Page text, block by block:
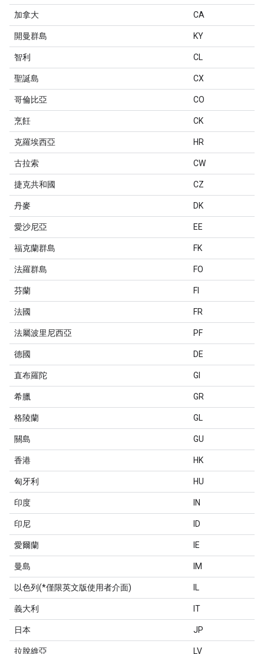
加拿大 CA
開曼群島 KY
智利 CL
聖誕島 CX
哥倫比亞 CO
烹飪 CK
克羅埃西亞 HR
古拉索 CW
捷克共和國 CZ
丹麥 DK
愛沙尼亞 EE
福克蘭群島 FK
法羅群島 FO
芬蘭 FI
法國 FR
法屬波里尼西亞 PF
德國 DE
直布羅陀 GI
希臘 GR
格陵蘭 GL
關島 GU
香港 HK
匈牙利 HU
印度 IN
印尼 ID
愛爾蘭 IE
曼島 IM
以色列(*僅限英文版使用者介面) IL
義大利 IT
日本 JP
拉脫維亞 LV